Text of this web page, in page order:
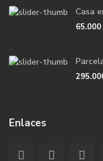
Casa
65.000
Enlaces